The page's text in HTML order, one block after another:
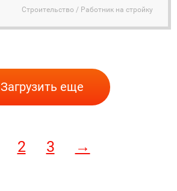
Строительство / Работник на стройку
Загрузить еще
2 3 →